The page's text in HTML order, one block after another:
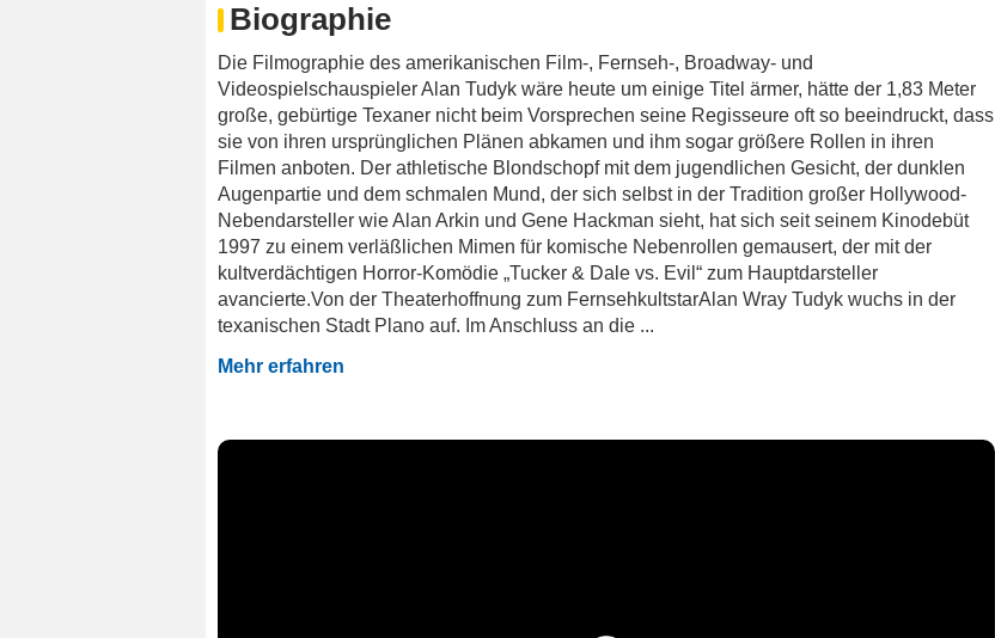
Biographie
Die Filmographie des amerikanischen Film-, Fernseh-, Broadway- und
Videospielschauspieler Alan Tudyk wäre heute um einige Titel ärmer, hätte der 1,83 Meter
große, gebürtige Texaner nicht beim Vorsprechen seine Regisseure oft so beeindruckt, dass
sie von ihren ursprünglichen Plänen abkamen und ihm sogar größere Rollen in ihren
Filmen anboten. Der athletische Blondschopf mit dem jugendlichen Gesicht, der dunklen
Augenpartie und dem schmalen Mund, der sich selbst in der Tradition großer Hollywood-
Nebendarsteller wie Alan Arkin und Gene Hackman sieht, hat sich seit seinem Kinodebüt
1997 zu einem verläßlichen Mimen für komische Nebenrollen gemausert, der mit der
kultverdächtigen Horror-Komödie „Tucker & Dale vs. Evil“ zum Hauptdarsteller
avancierte.Von der Theaterhoffnung zum FernsehkultstarAlan Wray Tudyk wuchs in der
texanischen Stadt Plano auf. Im Anschluss an die ...
Mehr erfahren